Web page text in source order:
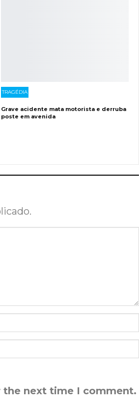
TRAGÉDIA
Grave acidente mata motorista e derruba
poste em avenida
the next time I comment.